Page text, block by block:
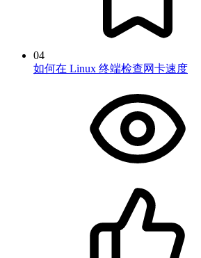
04
如何在 Linux 终端检查网卡速度